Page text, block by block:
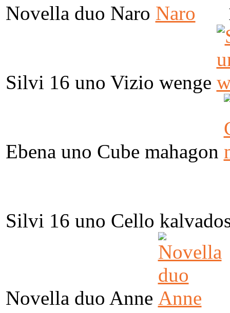
Novella duo Naro
Silvi 16 uno Vizio wenge
Ebena uno Cube mahagon
Silvi 16 uno Cello
Novella duo Anne